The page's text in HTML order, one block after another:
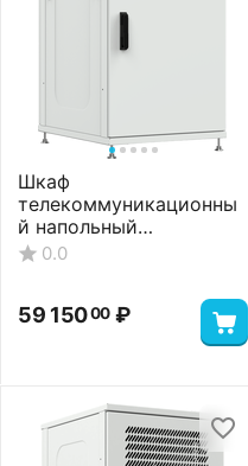
Шкаф
телекоммуникационны
й напольный
ШТНП-27U-600-1000-
0.0
59 15000 ₽